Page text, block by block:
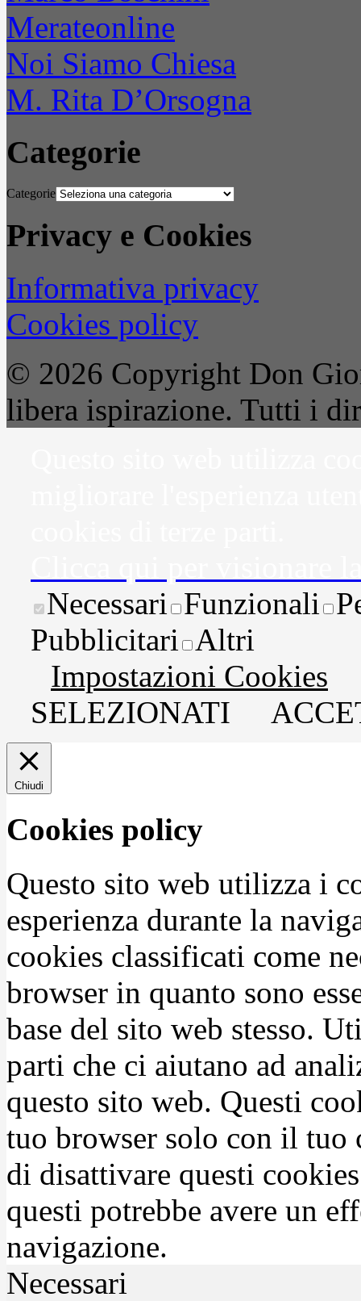
Merateonline
Noi Siamo Chiesa
M. Rita D’Orsogna
Categorie
Categorie
Privacy e Cookies
Informativa privacy
Cookies policy
© 2026 Copyright Don
libera ispirazione. Tutti i
Necessari Funzionali
Pubblicitari Altri
Impostazioni Cookies
SELEZIONATI
Chiudi
Cookies policy
Questo sito web utilizza i
esperienza durante la
cookies classificati come
browser in quanto sono
base del sito web stesso.
parti che ci aiutano ad
questo sito web. Questi
tuo browser solo con il tuo
di disattivare questi
questi potrebbe avere un
navigazione.
Necessari